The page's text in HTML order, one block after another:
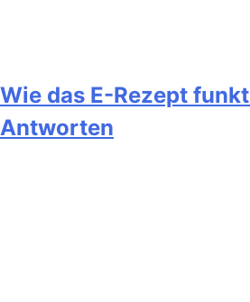
Wie das E-Rezept
Antworten